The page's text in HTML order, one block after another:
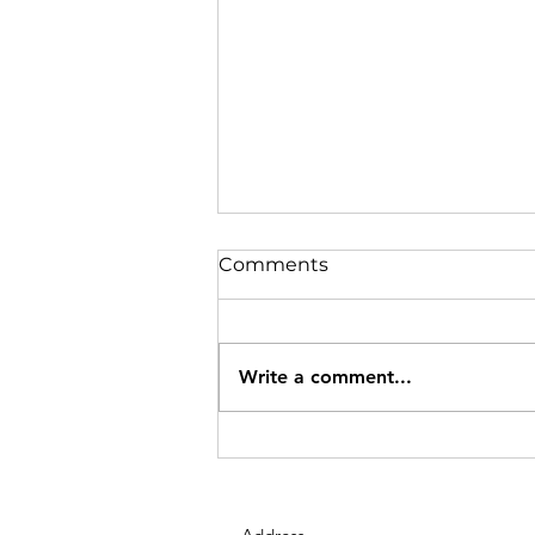
Comments
Write a comment...